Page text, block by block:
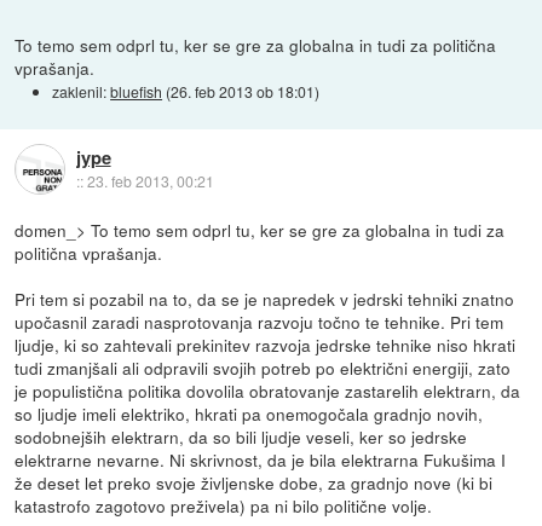
To temo sem odprl tu, ker se gre za globalna in tudi za politična
vprašanja.
zaklenil:bluefish (26. feb 2013 ob 18:01)
jype
::23. feb 2013, 00:21
domen_> To temo sem odprl tu, ker se gre za globalna in tudi za
politična vprašanja.
Pri tem si pozabil na to, da se je napredek v jedrski tehniki znatno
upočasnil zaradi nasprotovanja razvoju točno te tehnike. Pri tem
ljudje, ki so zahtevali prekinitev razvoja jedrske tehnike niso hkrati
tudi zmanjšali ali odpravili svojih potreb po električni energiji, zato
je populistična politika dovolila obratovanje zastarelih elektrarn, da
so ljudje imeli elektriko, hkrati pa onemogočala gradnjo novih,
sodobnejših elektrarn, da so bili ljudje veseli, ker so jedrske
elektrarne nevarne. Ni skrivnost, da je bila elektrarna Fukušima I
že deset let preko svoje življenske dobe, za gradnjo nove (ki bi
katastrofo zagotovo preživela) pa ni bilo politične volje.